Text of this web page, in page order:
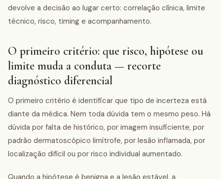
devolve a decisão ao lugar certo: correlação clínica, limite
técnico, risco, timing e acompanhamento.
O primeiro critério: que risco, hipótese ou
limite muda a conduta — recorte
diagnóstico diferencial
O primeiro critério é identificar que tipo de incerteza está
diante da médica. Nem toda dúvida tem o mesmo peso. Há
dúvida por falta de histórico, por imagem insuficiente, por
padrão dermatoscópico limítrofe, por lesão inflamada, por
localização difícil ou por risco individual aumentado.
Quando a hipótese é benigna e a lesão estável, a